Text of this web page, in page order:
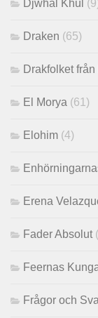
Djwhal Khul
Draken (65)
Drakfolket
El Morya (61)
Elohim (4)
Erena
Fader Absolut
Feernas
Frågor och